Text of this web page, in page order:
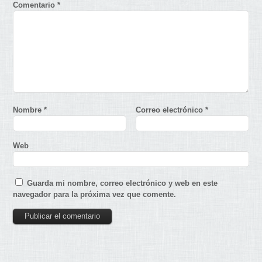
Comentario*
Nombre* Correo electrónico*
Web
Guarda mi nombre, correo electrónico y web en este
navegador para la próxima vez que comente.